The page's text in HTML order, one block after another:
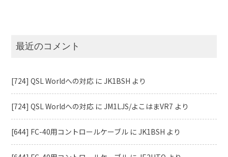
最近のコメント
[724] QSL Worldへの対応 にJK1BSH より
[724] QSL Worldへの対応 にJM1LJS/よこはまVR7 より
[644] FC-40用コントロールケーブル にJK1BSH より